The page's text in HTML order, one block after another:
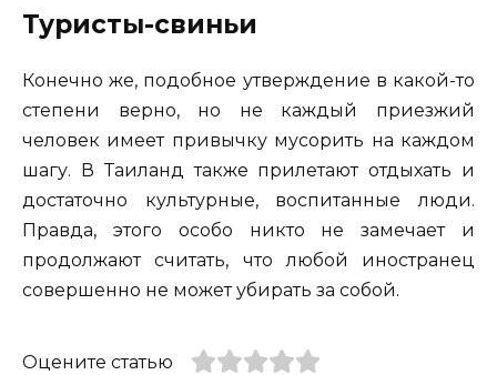
Туристы-свиньи
Конечно же, подобное утверждение в какой-то
степени верно, но не каждый приезжий
человек имеет привычку мусорить на каждом
шагу. В Таиланд также прилетают отдыхать и
достаточно культурные, воспитанные люди.
Правда, этого особо никто не замечает и
продолжают считать, что любой иностранец
совершенно не может убирать за собой.
Оцените статью